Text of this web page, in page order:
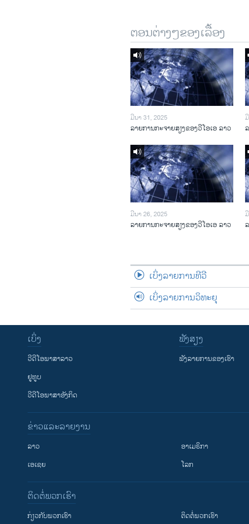
ຕອນຕ່າງໆຂອງເລື້ອງ
ມີນາ 31, 2025
ລາຍການກະຈາຍສຽງຂອງວີໂອເອ ລາວ
ມີນາ 26, 2025
ລາຍການກະຈາຍສຽງຂອງວີໂອເອ ລາວ
ເບິ່ງລາຍການທີວີ
ເບິ່ງລາຍການວິທະຍຸ
ເບິ່ງ
ວີດີໂອພາສາລາວ
ຢູທູບ
ວີດີໂອພາສາອັງກິດ
ຟັງສຽງ
ຟັງລາຍການຂອງເຮົາ
ຂ່າວແລະລາຍງານ
ລາວ
ເອເຊຍ
ອາເມຣິກາ
ໂລກ
ຕິດຕໍ່ພວກເຮົາ
ກ່ຽວກັບພວກເຮົາ ຕິດຕໍ່ພວກເຮົາ